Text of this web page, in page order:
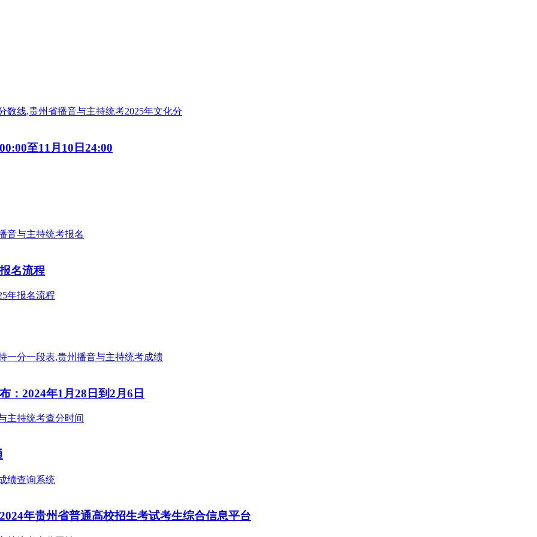
至11月10日24:00
名流程
：2024年1月28日到2月6日
年贵州省普通高校招生考试考生综合信息平台